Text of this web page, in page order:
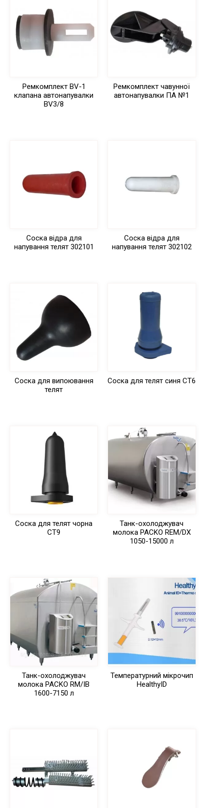
Ремкомплект BV-1
клапана автонапувалки
BV3/8
Ремкомплект чавунної
автонапувалки ПА №1
Соска відра для
напування телят 302101
Соска відра для
напування телят 302102
Соска для випоювання
телят
Соска для телят синя СТ6
Соска для телят чорна
СТ9
Танк-охолоджувач
молока PACKO REM/DX
1050-15000 л
Танк-охолоджувач
молока PACKO RM/IB
1600-7150 л
Температурний мікрочип
HealthyID